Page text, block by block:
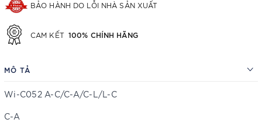
BẢO HÀNH DO LỖI NHÀ SẢN XUẤT
CAM KẾT 100% CHÍNH HÃNG
MÔ TẢ
Wi-C052 A-C/C-A/C-L/L-C
C-A